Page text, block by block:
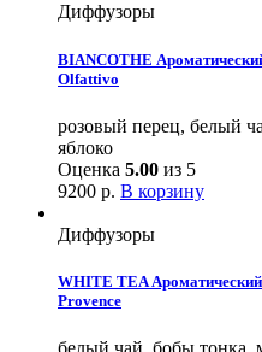
Диффузоры
BIANCOTHE
Olfattivo
розовый перец, белый
яблоко
Оценка 5.00 из 5
9200 р. В корзину
Диффузоры
WHITE TEA
Provence
белый чай, бобы тонка,